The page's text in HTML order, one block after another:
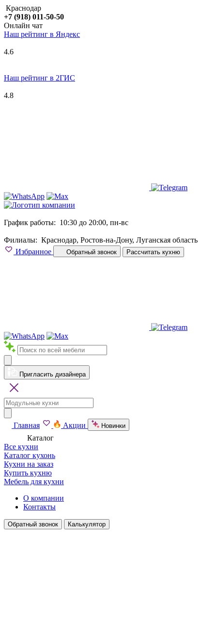
Краснодар
+7 (918) 011-50-50
Онлайн чат
Наш рейтинг в Яндекс
4.6
Наш рейтинг в 2ГИС
4.8
График работы: 10:30 до 20:00, пн-вс
Филиалы: Краснодар, Ростов-на-Дону, Луганская область
Избранное
Обратный звонок Рассчитать кухню
Пригласить дизайнера
Главная Акции Новинки
Каталог
Все кухни
Каталог кухонь
Кухни на заказ
Купить кухню
Мебель для кухни
О компании
Контакты
Обратный звонок Калькулятор